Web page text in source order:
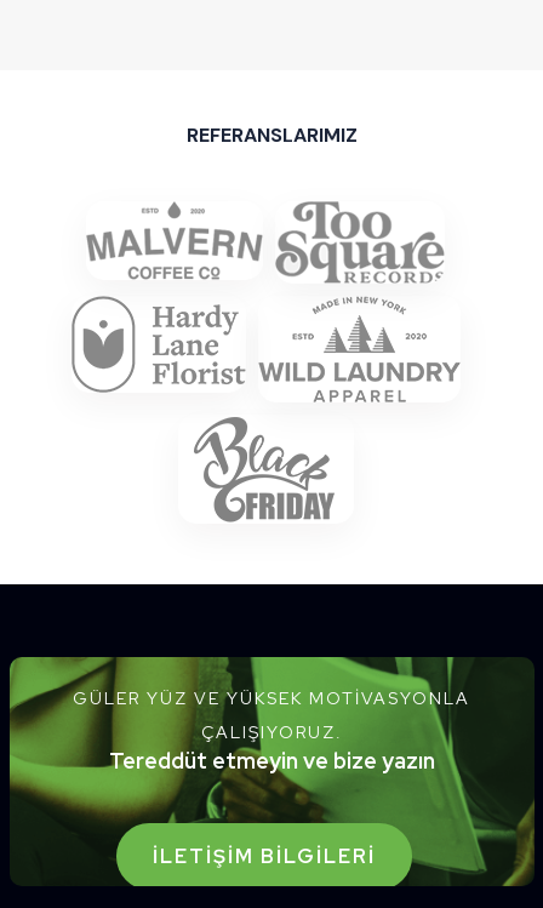
REFERANSLARIMIZ
GÜLER YÜZ VE YÜKSEK MOTIVASYONLA
ÇALIŞIYORUZ.
Tereddüt etmeyin ve bize yazın
İLETIŞIM BILGILERI